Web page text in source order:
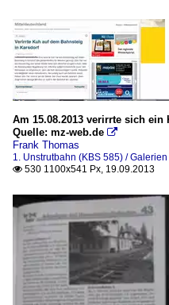
Am 15.08.2013 verirrte sich
Quelle: mz-web.de 
Frank Thomas
1. Unstrutbahn (KBS 585) / Galerien
 530 1100x541 Px, 19.09.2013